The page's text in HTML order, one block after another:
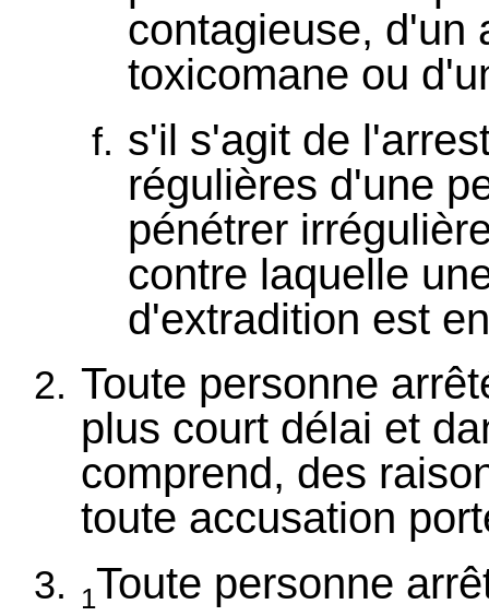
contagieuse, d'un
toxicomane ou
s'il s'agit de
régulières d'une
pénétrer
contre laquelle
d'extradition est
Toute personne
plus court délai et
comprend, des
toute accusation
1Toute personne